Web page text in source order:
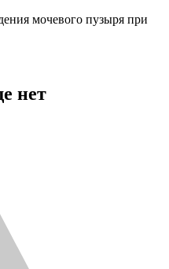
мочевого пузыря при
нет